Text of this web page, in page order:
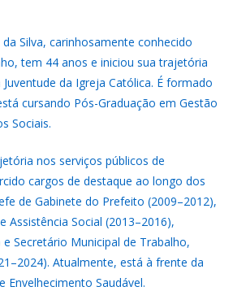
Silva, carinhosamente conhecido
tem 44 anos e iniciou sua trajetória
da Igreja Católica. É formado
cursando Pós-Graduação em Gestão
Sociais.
nos serviços públicos de
cargos de destaque ao longo dos
de Gabinete do Prefeito (2009–2012),
Assistência Social (2013–2016),
Secretário Municipal de Trabalho,
Atualmente, está à frente da
Envelhecimento Saudável.